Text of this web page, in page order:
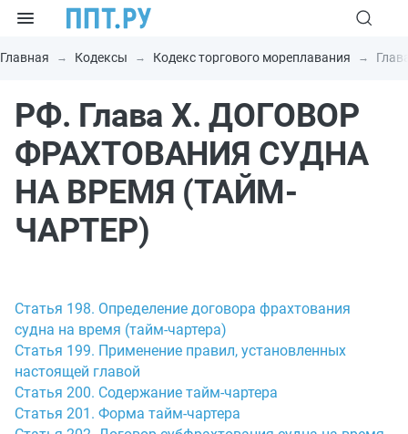
Главная Кодексы Кодекс торгового мореплавания
РФ. Глава X. ДОГОВОР
ФРАХТОВАНИЯ СУДНА
НА ВРЕМЯ (ТАЙМ-
ЧАРТЕР)
Статья 198. Определение договора фрахтования
судна на время (тайм-чартера)
Статья 199. Применение правил, установленных
настоящей главой
Статья 200. Содержание тайм-чартера
Статья 201. Форма тайм-чартера